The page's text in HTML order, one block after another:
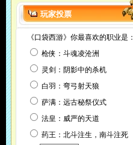
玩家投票
《口袋西游》你最喜欢的职业是：
枪侠：斗魂凌沧洲
灵剑：阴影中的杀机
白羽：弯弓射天狼
萨满：远古秘祭仪式
法皇：威严的天道
药王：北斗注生，南斗注死